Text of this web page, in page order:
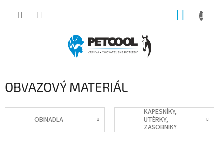
OBVAZOVÝ MATERIÁL
OBINADLA
KAPESNÍKY,
UTĚRKY,
ZÁSOBNÍKY